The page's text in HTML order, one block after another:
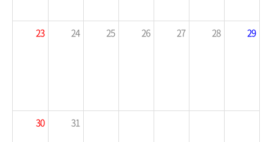
23 24 25 26 27 28 29
30 31